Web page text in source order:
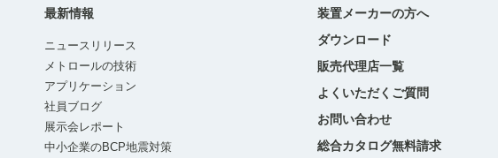
最新情報
ニュースリリース
メトロールの技術
アプリケーション
社員ブログ
展示会レポート
中小企業のBCP地震対策
装置メーカーの方へ
ダウンロード
販売代理店一覧
よくいただくご質問
お問い合わせ
総合カタログ無料請求